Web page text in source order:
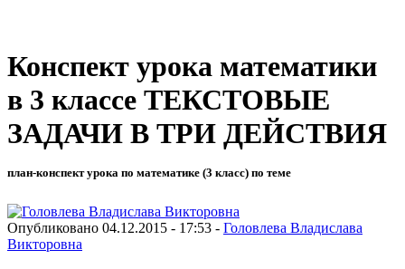
Конспект урока математики
в 3 классе ТЕКСТОВЫЕ
ЗАДАЧИ В ТРИ ДЕЙСТВИЯ
план-конспект урока по математике (3 класс) по теме
Опубликовано 04.12.2015 - 17:53 - Головлева Владислава
Викторовна